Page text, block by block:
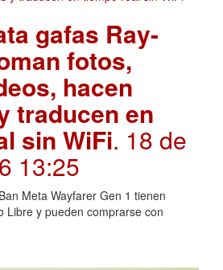
gafas Ray-
fotos,
hacen
traducen en
sin WiFi. 18 de
13:25
Meta Wayfarer Gen 1 tienen
Libre y pueden comprarse con